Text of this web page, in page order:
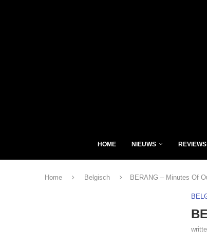
HOME NIEUWS REVIEWS
Home Belgisch BERANG – Minutes Of